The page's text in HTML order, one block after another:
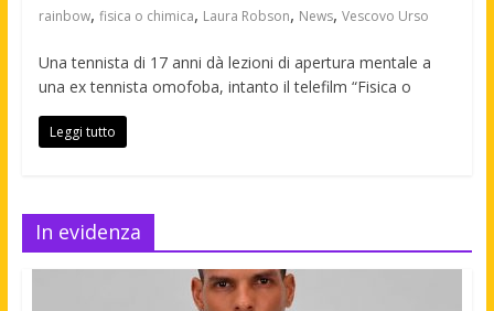
rainbow, fisica o chimica, Laura Robson, News, Vescovo Urso
Una tennista di 17 anni dà lezioni di apertura mentale a
una ex tennista omofoba, intanto il telefilm “Fisica o
Leggi tutto
In evidenza